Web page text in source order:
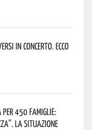
in concerto. Ecco
450 famiglie:
La situazione